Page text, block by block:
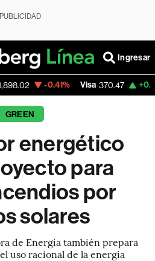
PUBLICIDAD
Ingresar
Visa 370.47 +0.52%
GREEN
energético
para
por
solares
de Energía también prepara
uso racional de la energía